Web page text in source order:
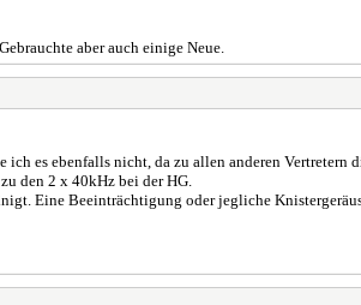
aber auch einige Neue.
es ebenfalls nicht, da zu allen anderen Vertretern
den 2 x 40kHz bei der HG.
Eine Beeinträchtigung oder jegliche